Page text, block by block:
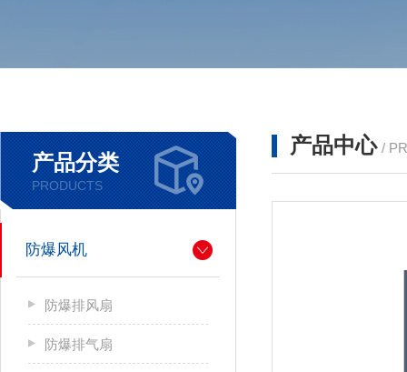
产品分类
PRODUCTS
防爆风机
防爆排风扇
防爆排气扇
产品中心 /